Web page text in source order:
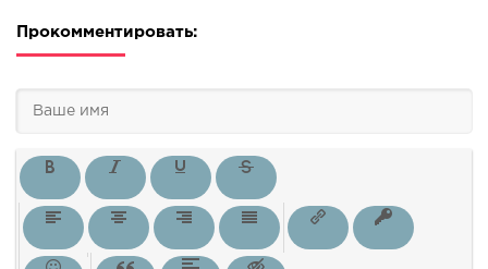
Прокомментировать: